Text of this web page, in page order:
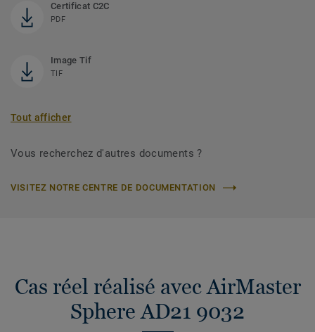
Certificat C2C
PDF
Image Tif
TIF
Tout afficher
Vous recherchez d'autres documents ?
VISITEZ NOTRE CENTRE DE DOCUMENTATION
Cas réel réalisé avec AirMaster
Sphere AD21 9032